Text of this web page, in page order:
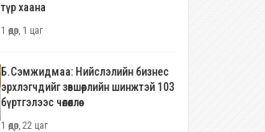
түр хаана
1 өдөр, 1 цаг
Б.Сэмжидмаа: Нийслэлийн бизнес
эрхлэгчдийг зөвшөөрлийн шинжтэй 103
бүртгэлээс чөлөөллөө
1 өдөр, 22 цаг